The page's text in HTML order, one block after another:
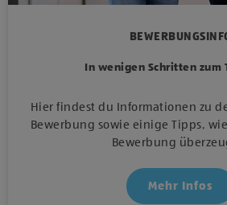
In wenigen Schritten zum
Hier findest du Informationen zu
Bewerbung sowie einige Tipps,
Bewerbung
Mehr Infos